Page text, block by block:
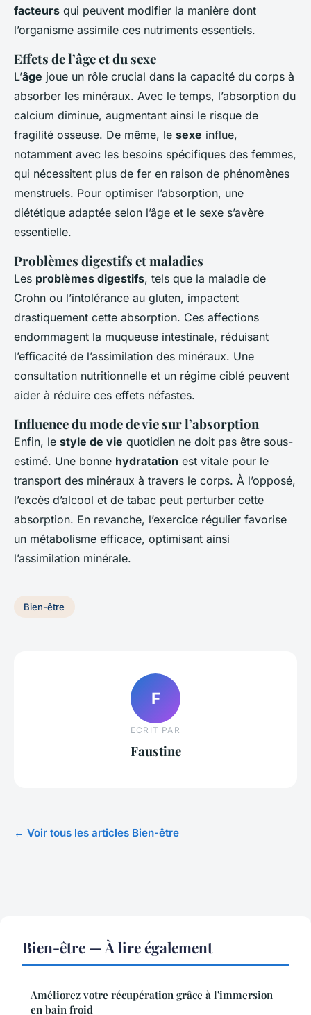
facteurs qui peuvent modifier la manière dont
l’organisme assimile ces nutriments essentiels.
Effets de l’âge et du sexe
L’âge joue un rôle crucial dans la capacité du corps à
absorber les minéraux. Avec le temps, l’absorption du
calcium diminue, augmentant ainsi le risque de
fragilité osseuse. De même, le sexe influe,
notamment avec les besoins spécifiques des femmes,
qui nécessitent plus de fer en raison de phénomènes
menstruels. Pour optimiser l’absorption, une
diététique adaptée selon l’âge et le sexe s’avère
essentielle.
Problèmes digestifs et maladies
Les problèmes digestifs, tels que la maladie de
Crohn ou l’intolérance au gluten, impactent
drastiquement cette absorption. Ces affections
endommagent la muqueuse intestinale, réduisant
l’efficacité de l’assimilation des minéraux. Une
consultation nutritionnelle et un régime ciblé peuvent
aider à réduire ces effets néfastes.
Influence du mode de vie sur l’absorption
Enfin, le style de vie quotidien ne doit pas être sous-
estimé. Une bonne hydratation est vitale pour le
transport des minéraux à travers le corps. À l’opposé,
l’excès d’alcool et de tabac peut perturber cette
absorption. En revanche, l’exercice régulier favorise
un métabolisme efficace, optimisant ainsi
l’assimilation minérale.
Bien-être
F
ECRIT PAR
Faustine
← Voir tous les articles Bien-être
Bien-être — À lire également
Améliorez votre récupération grâce à l'immersion
en bain froid